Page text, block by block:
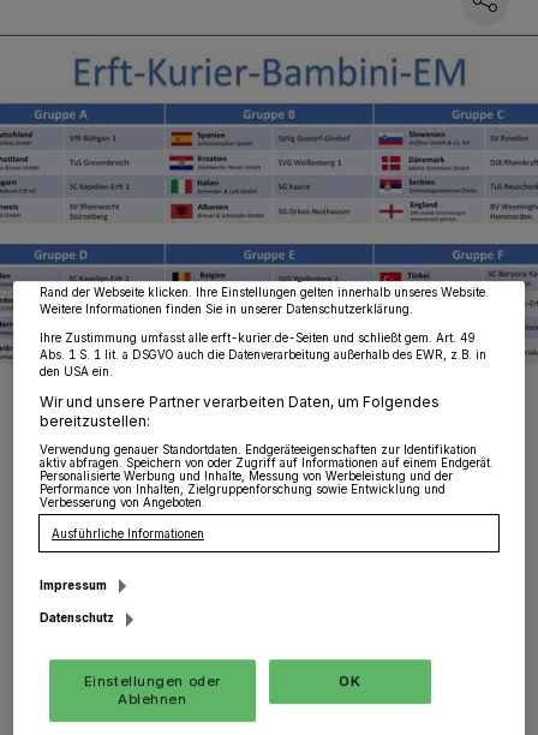
Dieses Tableau der „Erft-Kuirier-Bambini-EM“ ist der „großen“ EM
nachempfunden, die dann eine knappe Woche später angepfiffen
wird.
Foto: KV
D ie „Erft-Kurier-Bambini-EM goes
des 1. FC Süd, der von Anfang an Ausrichter
der beliebten Bambini-Meisterschaften ist, für
Wir und unsere
-Partner speichern und greifen auf personenbezogene Daten
wie Browserdaten oder eindeutige Kennungen auf Ihrem Gerät zu. Durch Auswahl
von OK aktivieren Sie Tracking-Technologien für die unter „Wir und unsere
Partner verarbeiten Daten, um Ihnen Dienste bereitzustellen“ aufgeführten
Zwecke. Wenn Tracker deaktiviert sind, sind manche Inhalte und Anzeigen
möglicherweise nicht mehr so relevant für Sie. Sie können dieses Menü jederzeit
wieder aufrufen, um Ihre Einstellungen zu ändern oder Ihre Einwilligung zu
widerrufen, indem Sie auf den Link Einstellungen oder Ablehnen am unteren
Rand der Webseite klicken. Ihre Einstellungen gelten innerhalb unseres Website.
Weitere Informationen finden Sie in unserer Datenschutzerklärung.
Ihre Zustimmung umfasst alle erft-kurier.de-Seiten und schließt gem. Art. 49
Abs. 1 S. 1 lit. a DSGVO auch die Datenverarbeitung außerhalb des EWR, z.B. in
den USA ein.
Wir und unsere Partner verarbeiten Daten, um Folgendes
bereitzustellen:
Verwendung genauer Standortdaten. Endgeräteeigenschaften zur Identifikation
aktiv abfragen. Speichern von oder Zugriff auf Informationen auf einem Endgerät.
Personalisierte Werbung und Inhalte, Messung von Werbeleistung und der
Performance von Inhalten, Zielgruppenforschung sowie Entwicklung und
Verbesserung von Angeboten.
Ausführliche Informationen
Impressum
Datenschutz
Einstellungen oder
Ablehnen
OK